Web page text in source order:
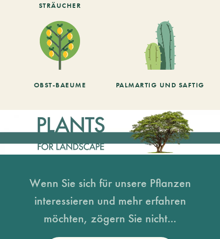
STRÄUCHER
OBST-BAEUME PALMARTIG UND SAFTIG
Wenn Sie sich für unsere Pflanzen
interessieren und mehr erfahren
möchten, zögern Sie nicht...